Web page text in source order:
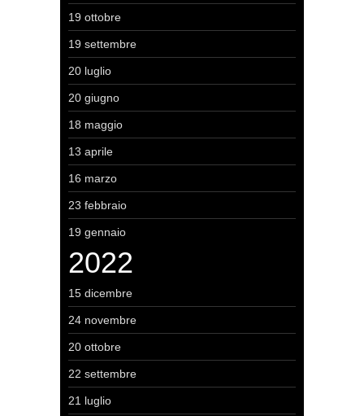
19 ottobre
19 settembre
20 luglio
20 giugno
18 maggio
13 aprile
16 marzo
23 febbraio
19 gennaio
2022
15 dicembre
24 novembre
20 ottobre
22 settembre
21 luglio